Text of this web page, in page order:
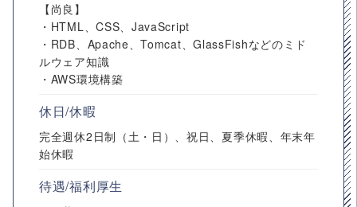
【尚良】
・HTML、CSS、JavaScript
・RDB、Apache、Tomcat、GlassFishなどのミド
ルウェア知識
・AWS環境構築
休日/休暇
完全週休2日制（土・日）、祝日、夏季休暇、年末年
始休暇
待遇/福利厚生